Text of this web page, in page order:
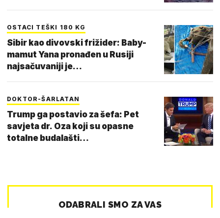
OSTACI TEŠKI 180 KG
Sibir kao divovski frižider: Baby-
mamut Yana pronađen u Rusiji
najsačuvaniji je…
DOKTOR-ŠARLATAN
Trump ga postavio za šefa: Pet
savjeta dr. Oza koji su opasne
totalne budalašti…